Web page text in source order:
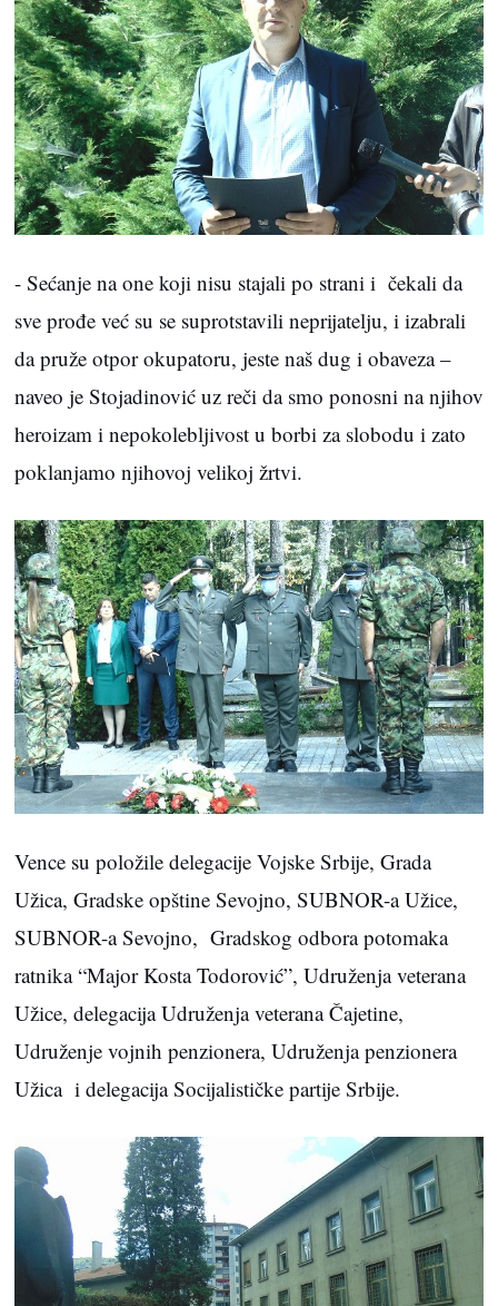
- Sećanje na one koji nisu stajali po strani i čekali da
sve prođe već su se suprotstavili neprijatelju, i izabrali
da pruže otpor okupatoru, jeste naš dug i obaveza –
naveo je Stojadinović uz reči da smo ponosni na njihov
heroizam i nepokolebljivost u borbi za slobodu i zato
poklanjamo njihovoj velikoj žrtvi.
Vence su položile delegacije Vojske Srbije, Grada
Užica, Gradske opštine Sevojno, SUBNOR-a Užice,
SUBNOR-a Sevojno, Gradskog odbora potomaka
ratnika “Major Kosta Todorović”, Udruženja veterana
Užice, delegacija Udruženja veterana Čajetine,
Udruženje vojnih penzionera, Udruženja penzionera
Užica i delegacija Socijalističke partije Srbije.